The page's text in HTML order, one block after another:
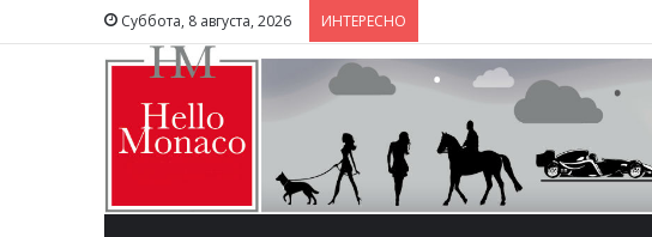
Суббота, 8 августа, 2026 ИНТЕРЕСНО